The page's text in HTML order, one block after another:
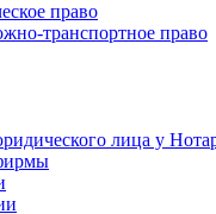
право
транспортное право
лица у